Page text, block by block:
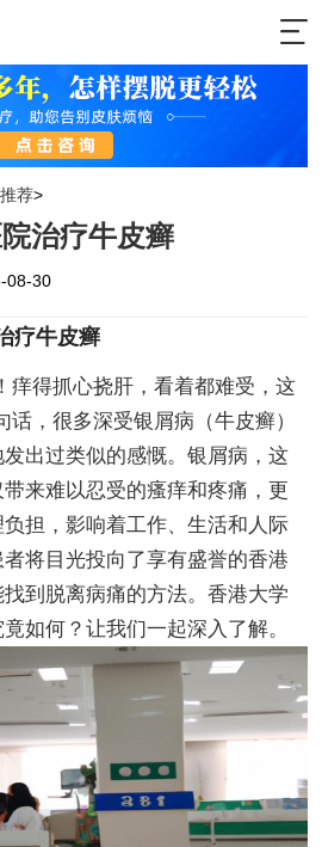
荐>
治疗牛皮癣
08-30
疗牛皮癣
痒得抓心挠肝，看着都难受，这
话，很多深受银屑病（牛皮癣）
出过类似的感慨。银屑病，这
来难以忍受的瘙痒和疼痛，更
担，影响着工作、生活和人际
将目光投向了享有盛誉的香港
到脱离病痛的方法。香港大学
如何？让我们一起深入了解。